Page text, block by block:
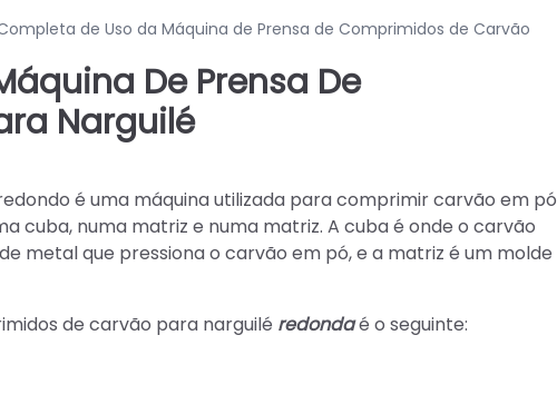
de Uso da Máquina de Prensa de Comprimidos de Carvão
De Prensa De
Narguilé
é uma máquina utilizada para comprimir carvão em pó
cuba, numa matriz e numa matriz. A cuba é onde o carvão
metal que pressiona o carvão em pó, e a matriz é um molde
de carvão para narguilé redondaé o seguinte: